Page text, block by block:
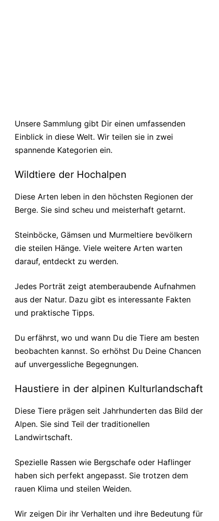
Unsere Sammlung gibt Dir einen umfassenden
Einblick in diese Welt. Wir teilen sie in zwei
spannende Kategorien ein.
Wildtiere der Hochalpen
Diese Arten leben in den höchsten Regionen der
Berge. Sie sind scheu und meisterhaft getarnt.
Steinböcke, Gämsen und Murmeltiere bevölkern
die steilen Hänge. Viele weitere Arten warten
darauf, entdeckt zu werden.
Jedes Porträt zeigt atemberaubende Aufnahmen
aus der Natur. Dazu gibt es interessante Fakten
und praktische Tipps.
Du erfährst, wo und wann Du die Tiere am besten
beobachten kannst. So erhöhst Du Deine Chancen
auf unvergessliche Begegnungen.
Haustiere in der alpinen Kulturlandschaft
Diese Tiere prägen seit Jahrhunderten das Bild der
Alpen. Sie sind Teil der traditionellen
Landwirtschaft.
Spezielle Rassen wie Bergschafe oder Haflinger
haben sich perfekt angepasst. Sie trotzen dem
rauen Klima und steilen Weiden.
Wir zeigen Dir ihr Verhalten und ihre Bedeutung für